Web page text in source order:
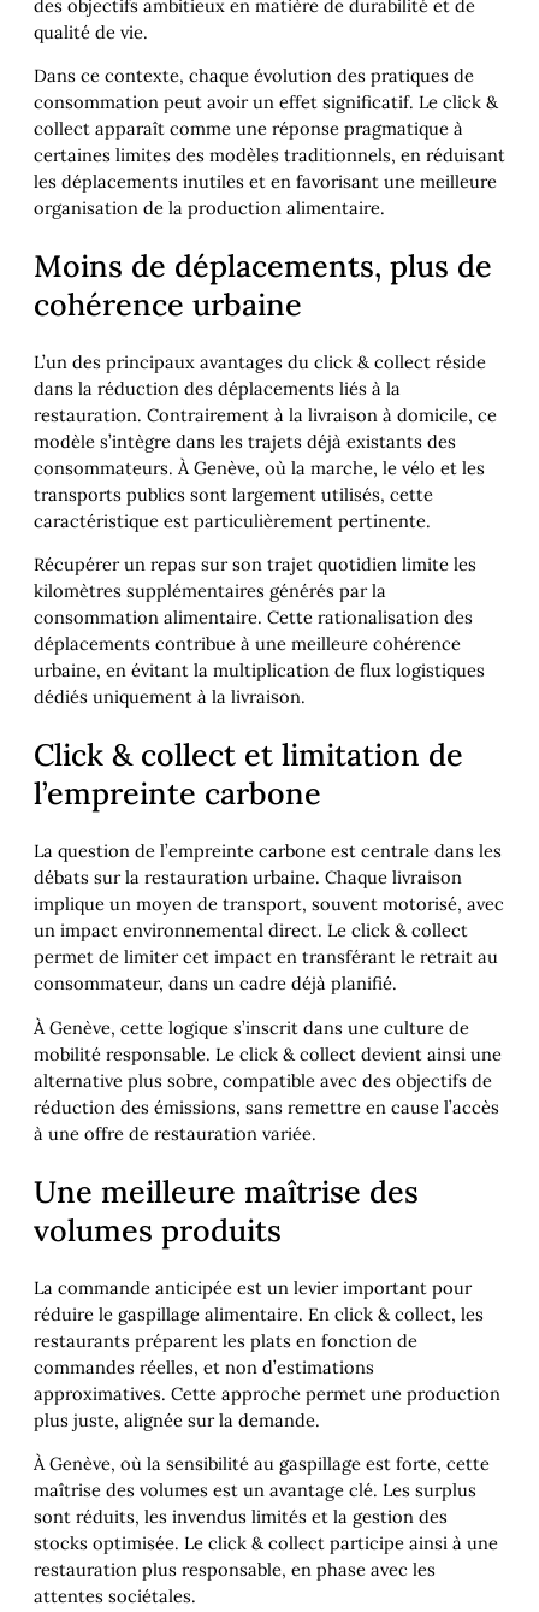
des objectifs ambitieux en matière de durabilité et de
qualité de vie.
Dans ce contexte, chaque évolution des pratiques de
consommation peut avoir un effet significatif. Le click &
collect apparaît comme une réponse pragmatique à
certaines limites des modèles traditionnels, en réduisant
les déplacements inutiles et en favorisant une meilleure
organisation de la production alimentaire.
Moins de déplacements, plus de
cohérence urbaine
L’un des principaux avantages du click & collect réside
dans la réduction des déplacements liés à la
restauration. Contrairement à la livraison à domicile, ce
modèle s’intègre dans les trajets déjà existants des
consommateurs. À Genève, où la marche, le vélo et les
transports publics sont largement utilisés, cette
caractéristique est particulièrement pertinente.
Récupérer un repas sur son trajet quotidien limite les
kilomètres supplémentaires générés par la
consommation alimentaire. Cette rationalisation des
déplacements contribue à une meilleure cohérence
urbaine, en évitant la multiplication de flux logistiques
dédiés uniquement à la livraison.
Click & collect et limitation de
l’empreinte carbone
La question de l’empreinte carbone est centrale dans les
débats sur la restauration urbaine. Chaque livraison
implique un moyen de transport, souvent motorisé, avec
un impact environnemental direct. Le click & collect
permet de limiter cet impact en transférant le retrait au
consommateur, dans un cadre déjà planifié.
À Genève, cette logique s’inscrit dans une culture de
mobilité responsable. Le click & collect devient ainsi une
alternative plus sobre, compatible avec des objectifs de
réduction des émissions, sans remettre en cause l’accès
à une offre de restauration variée.
Une meilleure maîtrise des
volumes produits
La commande anticipée est un levier important pour
réduire le gaspillage alimentaire. En click & collect, les
restaurants préparent les plats en fonction de
commandes réelles, et non d’estimations
approximatives. Cette approche permet une production
plus juste, alignée sur la demande.
À Genève, où la sensibilité au gaspillage est forte, cette
maîtrise des volumes est un avantage clé. Les surplus
sont réduits, les invendus limités et la gestion des
stocks optimisée. Le click & collect participe ainsi à une
restauration plus responsable, en phase avec les
attentes sociétales.